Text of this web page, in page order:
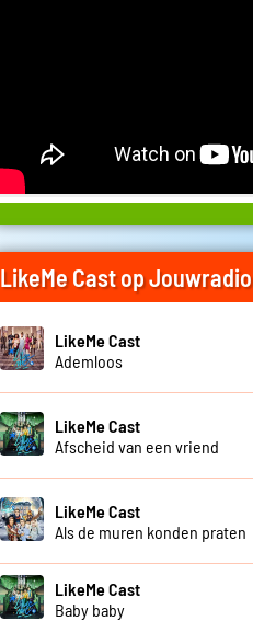
LikeMe Cast op Jouwradio
LikeMe Cast
Ademloos
LikeMe Cast
Afscheid van een vriend
LikeMe Cast
Als de muren konden praten
LikeMe Cast
Baby baby